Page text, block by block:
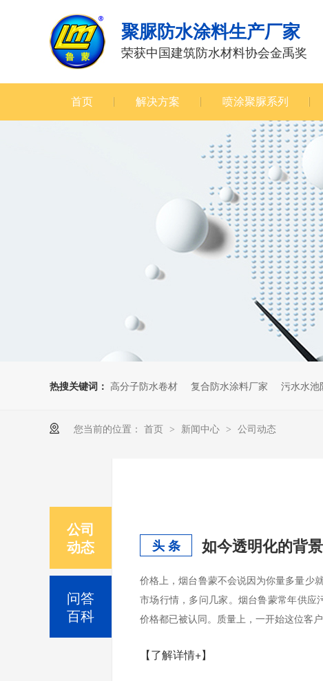
聚脲防水涂料生产厂家
荣获中国建筑防水材料协会金禹奖
首页 解决方案 喷涂聚脲系列
热搜关键词： 高分子防水卷材 复合防水涂料厂家 污水水池
您当前的位置： 首页 > 新闻中心 > 公司动态
头 条 如今透明化的背
价格上，烟台鲁蒙不会说因为你量多量少
市场行情，多问几家。烟台鲁蒙常年供应
价格都已被认同。质量上，一开始这位客
【了解详情+】
公司
动态
问答
百科